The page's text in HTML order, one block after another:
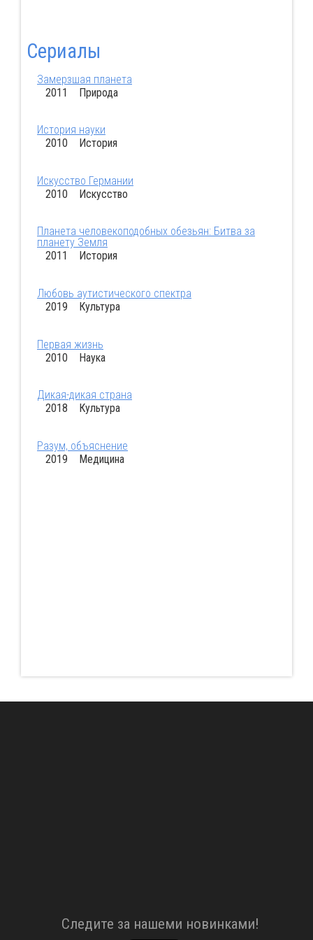
Сериалы
Замерзшая планета
2011 Природа
История науки
2010 История
Искусство Германии
2010 Искусство
Планета человекоподобных обезьян: Битва за
планету Земля
2011 История
Любовь аутистического спектра
2019 Культура
Первая жизнь
2010 Наука
Дикая-дикая страна
2018 Культура
Разум, объяснение
2019 Медицина
Cледите за нашеми новинками!